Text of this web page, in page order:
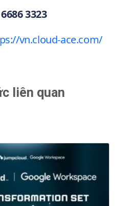
3323
vn.cloud-ace.com/
liên quan